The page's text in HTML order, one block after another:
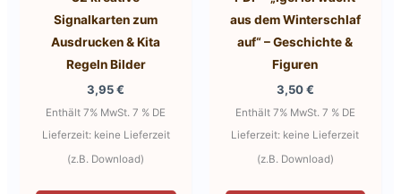
Signalkarten zum
Ausdrucken & Kita
Regeln Bilder
3,95€
Enthält 7% MwSt. 7 % DE
Lieferzeit: keine Lieferzeit
(z.B. Download)
aus dem Winterschlaf
auf“ – Geschichte &
Figuren
3,50€
Enthält 7% MwSt. 7 % DE
Lieferzeit: keine Lieferzeit
(z.B. Download)